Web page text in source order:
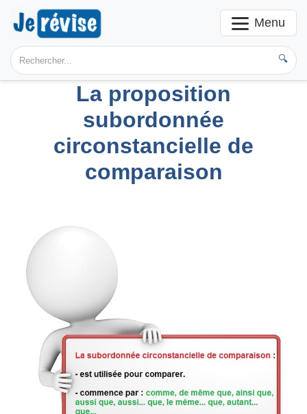
Menu
🔍
La proposition
subordonnée
circonstancielle de
comparaison